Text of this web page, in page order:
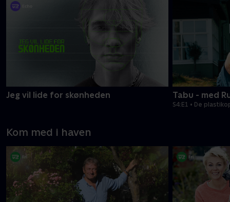
Jeg vil lide for skønheden Tabu - med
S4:E1 • De
Kom med i haven